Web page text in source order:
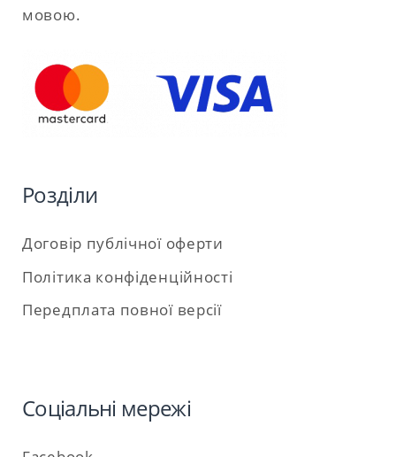
мовою.
Розділи
Договір публічної оферти
Політика конфіденційності
Передплата повної версії
Соціальні мережі